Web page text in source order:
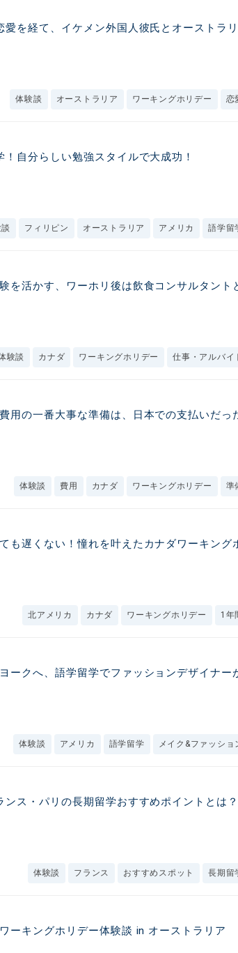
愛を経て、イケメン外国人彼氏とオーストラリ
体験談 オーストラリア ワーキングホリデー 恋
！自分らしい勉強スタイルで大成功！
フィリピン オーストラリア アメリカ 語学留
を活かす、ワーホリ後は飲食コンサルタント
験談 カナダ ワーキングホリデー 仕事・アルバイ
用の一番大事な準備は、日本での支払いだっ
体験談 費用 カナダ ワーキングホリデー 準
も遅くない！憧れを叶えたカナダワーキング
北アメリカ カナダ ワーキングホリデー 1年
ークへ、語学留学でファッションデザイナー
体験談 アメリカ 語学留学 メイク&ファッショ
ンス・パリの長期留学おすすめポイントとは？
体験談 フランス おすすめスポット 長期留
ーキングホリデー体験談 in オーストラリア